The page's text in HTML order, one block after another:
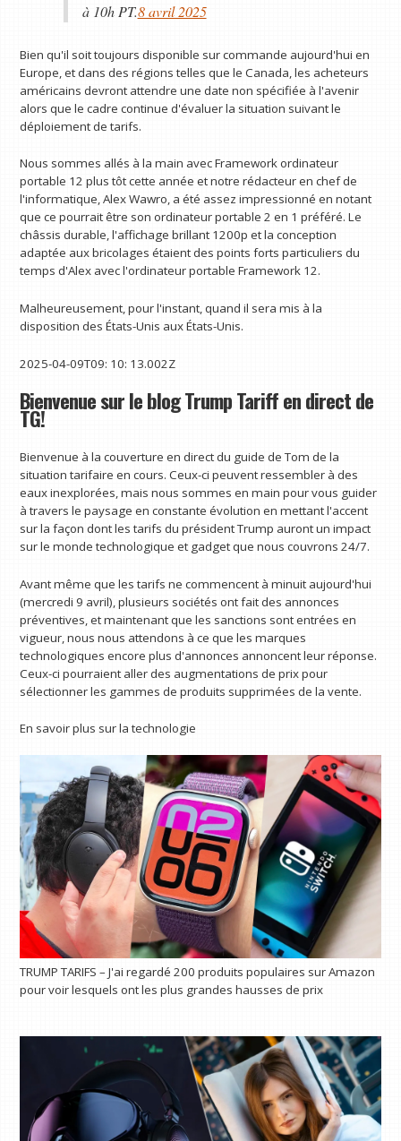
à 10h PT.8 avril 2025
Bien qu'il soit toujours disponible sur commande aujourd'hui en
Europe, et dans des régions telles que le Canada, les acheteurs
américains devront attendre une date non spécifiée à l'avenir
alors que le cadre continue d'évaluer la situation suivant le
déploiement de tarifs.
Nous sommes allés à la main avec Framework ordinateur
portable 12 plus tôt cette année et notre rédacteur en chef de
l'informatique, Alex Wawro, a été assez impressionné en notant
que ce pourrait être son ordinateur portable 2 en 1 préféré. Le
châssis durable, l'affichage brillant 1200p et la conception
adaptée aux bricolages étaient des points forts particuliers du
temps d'Alex avec l'ordinateur portable Framework 12.
Malheureusement, pour l'instant, quand il sera mis à la
disposition des États-Unis aux États-Unis.
2025-04-09T09: 10: 13.002Z
Bienvenue sur le blog Trump Tariff en direct de
TG!
Bienvenue à la couverture en direct du guide de Tom de la
situation tarifaire en cours. Ceux-ci peuvent ressembler à des
eaux inexplorées, mais nous sommes en main pour vous guider
à travers le paysage en constante évolution en mettant l'accent
sur la façon dont les tarifs du président Trump auront un impact
sur le monde technologique et gadget que nous couvrons 24/7.
Avant même que les tarifs ne commencent à minuit aujourd'hui
(mercredi 9 avril), plusieurs sociétés ont fait des annonces
préventives, et maintenant que les sanctions sont entrées en
vigueur, nous nous attendons à ce que les marques
technologiques encore plus d'annonces annoncent leur réponse.
Ceux-ci pourraient aller des augmentations de prix pour
sélectionner les gammes de produits supprimées de la vente.
En savoir plus sur la technologie
TRUMP TARIFS – J'ai regardé 200 produits populaires sur Amazon
pour voir lesquels ont les plus grandes hausses de prix